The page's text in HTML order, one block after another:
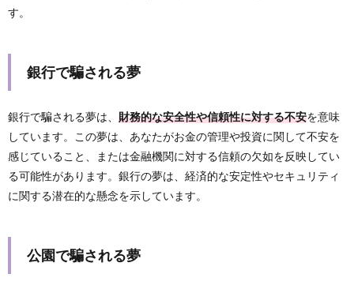
す。
銀行で騙される夢
銀行で騙される夢は、 財務的な安全性や信頼性に対する不安を意味
しています。この夢は、あなたがお金の管理や投資に関して不安を
感じていること、または金融機関に対する信頼の欠如を反映してい
る可能性があります。銀行の夢は、経済的な安定性やセキュリティ
に関する潜在的な懸念を示しています。
公園で騙される夢